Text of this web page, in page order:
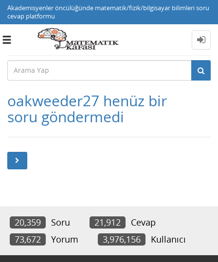
Akademisyenler öncülüğünde matematik/fizik/bilgisayar bilimleri soru
cevap platformu
Toggle
oakweeder27 henüz bir
soru göndermedi
20,359 Soru 21,912
Cevap
73,672
Yorum 3,976,156 Kullanıcı